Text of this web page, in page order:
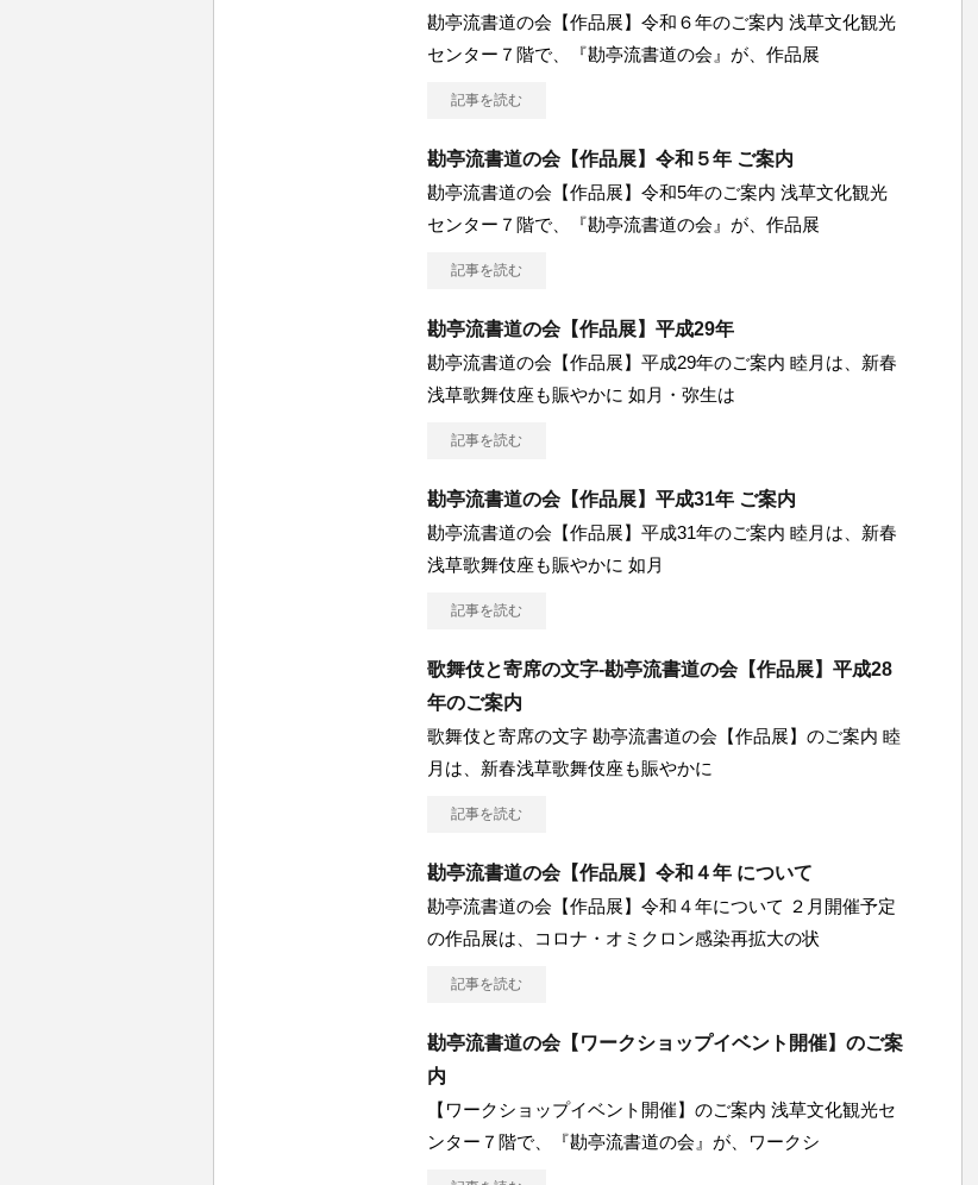
勘亭流書道の会【作品展】令和６年のご案内 浅草文化観光
センター７階で、『勘亭流書道の会』が、作品展
記事を読む
勘亭流書道の会【作品展】令和５年 ご案内
勘亭流書道の会【作品展】令和5年のご案内 浅草文化観光
センター７階で、『勘亭流書道の会』が、作品展
記事を読む
勘亭流書道の会【作品展】平成29年
勘亭流書道の会【作品展】平成29年のご案内 睦月は、新春
浅草歌舞伎座も賑やかに 如月・弥生は
記事を読む
勘亭流書道の会【作品展】平成31年 ご案内
勘亭流書道の会【作品展】平成31年のご案内 睦月は、新春
浅草歌舞伎座も賑やかに 如月
記事を読む
歌舞伎と寄席の文字-勘亭流書道の会【作品展】平成28
年のご案内
歌舞伎と寄席の文字 勘亭流書道の会【作品展】のご案内 睦
月は、新春浅草歌舞伎座も賑やかに
記事を読む
勘亭流書道の会【作品展】令和４年 について
勘亭流書道の会【作品展】令和４年について ２月開催予定
の作品展は、コロナ・オミクロン感染再拡大の状
記事を読む
勘亭流書道の会【ワークショップイベント開催】のご案
内
【ワークショップイベント開催】のご案内 浅草文化観光セ
ンター７階で、『勘亭流書道の会』が、ワークシ